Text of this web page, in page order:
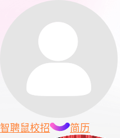
智聘鼠校招 简历